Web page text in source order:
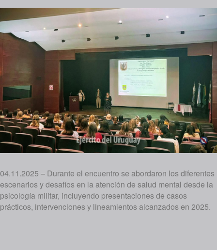
04.11.2025 – Durante el encuentro se abordaron los diferentes
escenarios y desafíos en la atención de salud mental desde la
psicología militar, incluyendo presentaciones de casos
prácticos, intervenciones y lineamientos alcanzados en 2025.